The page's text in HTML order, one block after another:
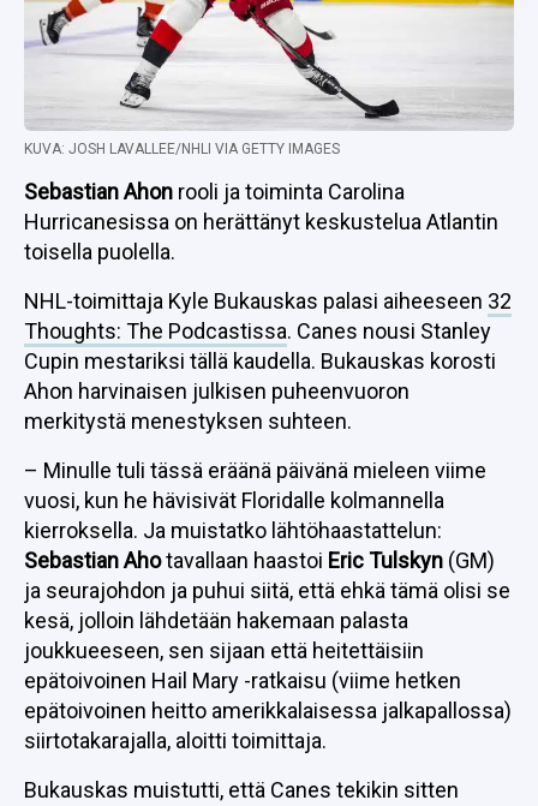
KUVA: JOSH LAVALLEE/NHLI VIA GETTY IMAGES
Sebastian Ahon rooli ja toiminta Carolina
Hurricanesissa on herättänyt keskustelua Atlantin
toisella puolella.
NHL-toimittaja Kyle Bukauskas palasi aiheeseen 32
Thoughts: The Podcastissa. Canes nousi Stanley
Cupin mestariksi tällä kaudella. Bukauskas korosti
Ahon harvinaisen julkisen puheenvuoron
merkitystä menestyksen suhteen.
– Minulle tuli tässä eräänä päivänä mieleen viime
vuosi, kun he hävisivät Floridalle kolmannella
kierroksella. Ja muistatko lähtöhaastattelun:
Sebastian Ahotavallaan haastoi Eric Tulskyn (GM)
ja seurajohdon ja puhui siitä, että ehkä tämä olisi se
kesä, jolloin lähdetään hakemaan palasta
joukkueeseen, sen sijaan että heitettäisiin
epätoivoinen Hail Mary -ratkaisu (viime hetken
epätoivoinen heitto amerikkalaisessa jalkapallossa)
siirtotakarajalla, aloitti toimittaja.
Bukauskas muistutti, että Canes tekikin sitten